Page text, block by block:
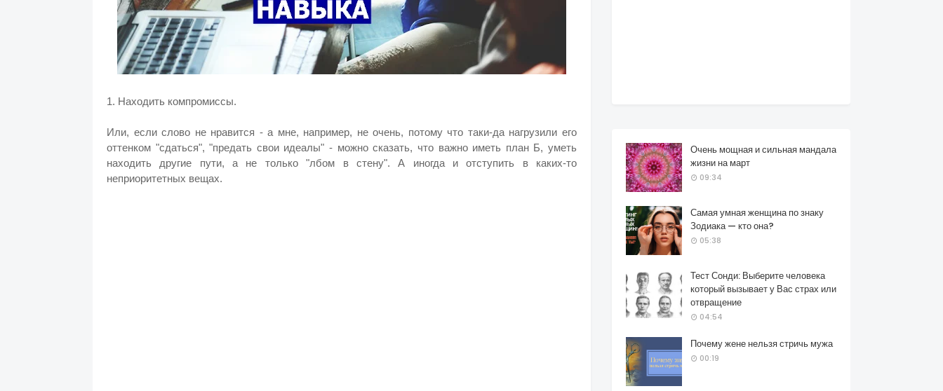
1. Находить компромиссы.
Или, если слово не нравится - а мне, например, не очень, потому что таки-да нагрузили его
оттенком "сдаться", "предать свои идеалы" - можно сказать, что важно иметь план Б, уметь
находить другие пути, а не только "лбом в стену". А иногда и отступить в каких-то
неприоритетных вещах.
Очень мощная и сильная мандала
жизни на март
09:34
Самая умная женщина по знаку
Зодиака — кто она?
05:38
Тест Сонди: Выберите человека
который вызывает у Вас страх или
отвращение
04:54
Почему жене нельзя стричь мужа
00:19